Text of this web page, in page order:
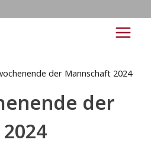
der Mannschaft 2024
der